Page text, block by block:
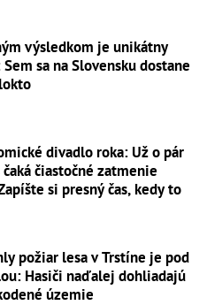
výsledkom je unikátny
Sem sa na Slovensku dostane
divadlo roka: Už o pár
čiastočné zatmenie
si presný čas, kedy to
požiar lesa v Trstíne je pod
Hasiči naďalej dohliadajú
územie